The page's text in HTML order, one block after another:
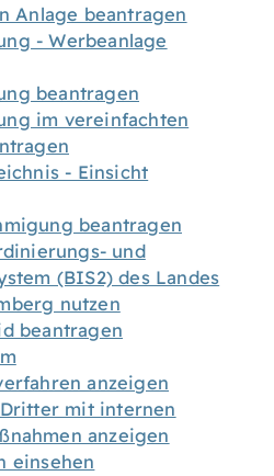
Anlage beantragen
- Werbeanlage
beantragen
im vereinfachten
- Einsicht
beantragen
und
(BIS2) des Landes
nutzen
beantragen
anzeigen
mit internen
anzeigen
einsehen